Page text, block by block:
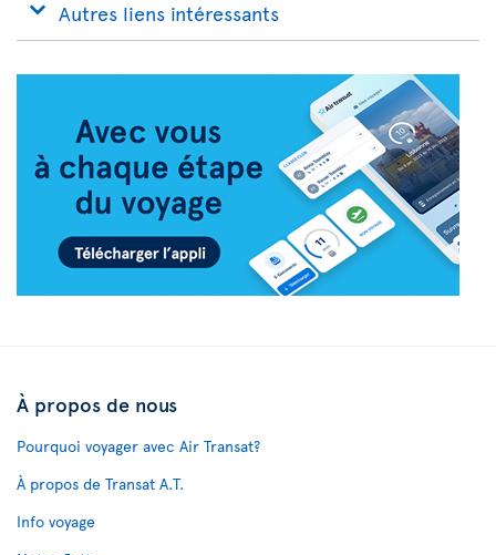
Autres liens intéressants
À propos de nous
Pourquoi voyager avec Air Transat?
À propos de Transat A.T.
Info voyage